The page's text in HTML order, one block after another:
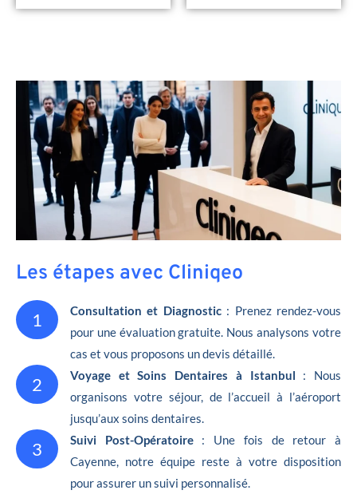
Les étapes avec Cliniqeo
1 Consultation et Diagnostic: Prenez rendez-vous
pour une évaluation gratuite. Nous analysons votre
cas et vous proposons un devis détaillé.
2 Voyage et Soins Dentaires à Istanbul : Nous
organisons votre séjour, de l’accueil à l’aéroport
jusqu’aux soins dentaires.
3 Suivi Post-Opératoire : Une fois de retour à
Cayenne, notre équipe reste à votre disposition
pour assurer un suivi personnalisé.